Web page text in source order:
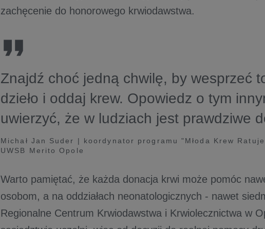
zachęcenie do honorowego krwiodawstwa.
Znajdź choć jedną chwilę, by wesprzeć
dzieło i oddaj krew. Opowiedz o tym
uwierzyć, że w ludziach jest prawdziwe
Michał Jan Suder | koordynator programu "Młoda Krew
UWSB Merito Opole
Warto pamiętać, że każda donacja krwi może pomóc
osobom, a na oddziałach neonatologicznych - nawet
Regionalne Centrum Krwiodawstwa i Krwiolecznictwa w